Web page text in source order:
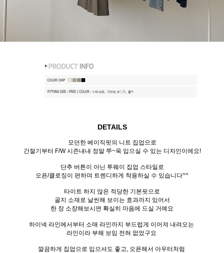
DETAILS
모던한 베이직핏의 니트 집업으로
간절기부터 F/W 시즌내내 정말 쭈~욱 입으실 수 있는 디자인이에요!
단추 버튼이 아닌 투웨이 집업 스타일로
오픈/클로징이 편하며 트렌디하게 착용하실 수 있습니다^^
타이트 하지 않은 적당한 기본핏으로
골지 소재로 날씬해 보이는 효과까지 있어서
한 장 소장해보시면 확실히 마음에 드실 거예요
하이넥 라인에서부터 소매 라인까지 부드럽게 이어져 내려오는
라인이라 부해 보임 전혀 없었구요
깔끔하게 집업으로 입으셔도 좋고, 오픈해서 아우터처럼